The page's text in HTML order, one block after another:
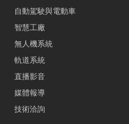
自動駕駛與電動車
智慧工廠
無人機系統
軌道系統
直播影音
媒體報導
技術洽詢